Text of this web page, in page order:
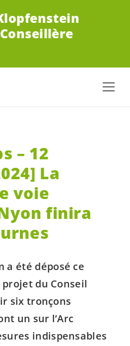
– 12
La
voie
finira
a été déposé ce
du Conseil
six tronçons
un sur l’Arc
indispensables